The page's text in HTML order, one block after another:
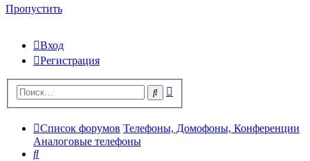
Пропустить
Вход
Регистрация
Поиск
Список форумов Телефоны, Домофоны, Конференции
Аналоговые телефоны
Поиск